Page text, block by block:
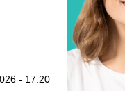
- 17:20